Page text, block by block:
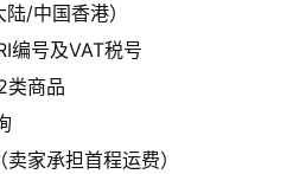
/中国香港）
编号及VAT税号
类商品
家承担首程运费）